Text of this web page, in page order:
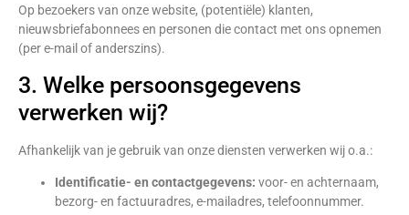
Op bezoekers van onze website, (potentiële) klanten,
nieuwsbriefabonnees en personen die contact met ons opnemen
(per e-mail of anderszins).
3. Welke persoonsgegevens
verwerken wij?
Afhankelijk van je gebruik van onze diensten verwerken wij o.a.:
Identificatie- en contactgegevens: voor- en achternaam,
bezorg- en factuuradres, e-mailadres, telefoonnummer.